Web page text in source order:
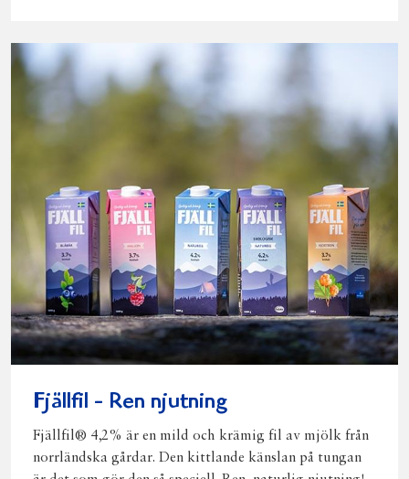
Fjällfil - Ren njutning
Fjällfil® 4,2% är en mild och krämig fil av mjölk från
norrländska gårdar. Den kittlande känslan på tungan